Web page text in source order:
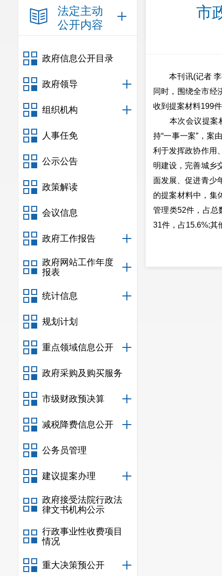
法定主动
公开内容
政府信息公开目录
政府领导
组织机构
人事任免
公示公告
政策解读
会议信息
政府工作报告
政府网站工作年度
报表
统计信息
规划计划
重点领域信息公开
政府采购及购买服务
市级财政预决算
减税降费信息公开
公务员管理
建议提案办理
政府接受法院行政法
律文书机构公示
行政事业性收费项目
情况
重大决策预公开
市
本刊讯(记者 李
同时，围绕全市经
收到提案材料199
本次会议提案材
持“一事一案”，案
利于发挥政协作用
明建设，完善城乡
面发展、促进青少
的提案材料中，集
管理类52件，占总
31件，占15.6%;其